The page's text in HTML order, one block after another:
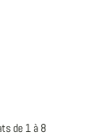
de 1 à 8